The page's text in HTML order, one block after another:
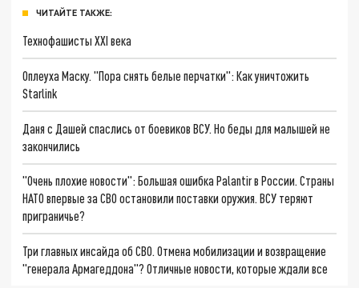
ЧИТАЙТЕ ТАКЖЕ:
Технофашисты XXI века
Оплеуха Маску. "Пора снять белые перчатки": Как уничтожить
Starlink
Даня с Дашей спаслись от боевиков ВСУ. Но беды для малышей не
закончились
"Очень плохие новости": Большая ошибка Palantir в России. Страны
НАТО впервые за СВО остановили поставки оружия. ВСУ теряют
приграничье?
Три главных инсайда об СВО. Отмена мобилизации и возвращение
"генерала Армагеддона"? Отличные новости, которые ждали все